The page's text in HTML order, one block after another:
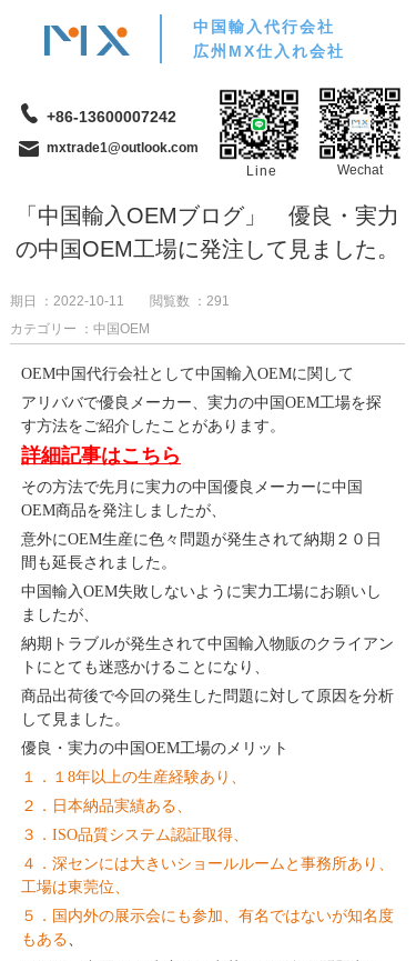
中国輸入代行会社
広州MX仕入れ会社
「中国輸入OEMブログ」 優良・実力
の中国OEM工場に発注して見ました。
期日 ：2022-10-11 閲覧数 ： 291
カテゴリー ：中国OEM
OEM中国代行会社として中国輸入OEMに関して
アリババで優良メーカー、実力の中国OEM工場を探
す方法をご紹介したことがあります。
詳細記事はこちら
その方法で先月に実力の中国優良メーカーに中国
OEM商品を発注しましたが、
意外にOEM生産に色々問題が発生されて納期２０日
間も延長されました。
中国輸入OEM失敗しないように実力工場にお願いし
ましたが、
納期トラブルが発生されて中国輸入物販のクライアン
トにとても迷惑かけることになり、
商品出荷後で今回の発生した問題に対して原因を分析
して見ました。
優良・実力の中国OEM工場のメリット
１．１8年以上の生産経験あり、
２．日本納品実績ある、
３．ISO品質システム認証取得、
４．深センには大きいショールルームと事務所あり、
工場は東莞位、
５．国内外の展示会にも参加、有名ではないが知名度
もある、
mxtrade1@outlook.com
+86-13600007242
Wechat
Line